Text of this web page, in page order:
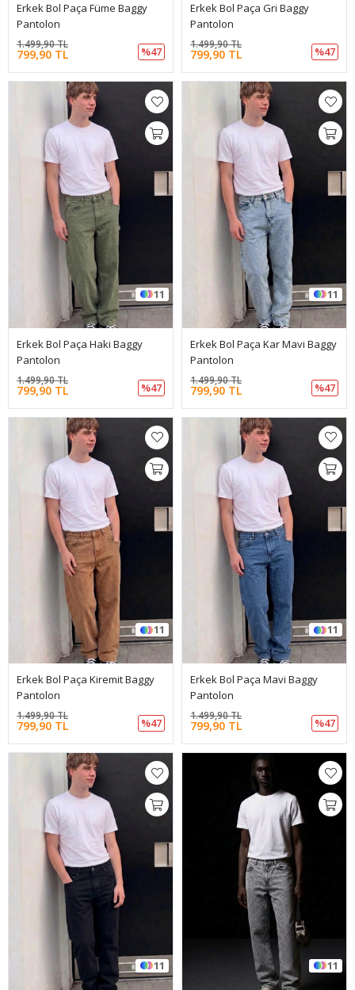
Erkek Bol Paça Füme Baggy
Pantolon
799,90 TL
1.499,90 TL
%47
Erkek Bol Paça Gri Baggy
Pantolon
799,90 TL
1.499,90 TL
%47
11
Erkek Bol Paça Haki Baggy
Pantolon
799,90 TL
1.499,90 TL
%47
11
Erkek Bol Paça Kar Mavi Baggy
Pantolon
799,90 TL
1.499,90 TL
%47
11
Erkek Bol Paça Kiremit Baggy
Pantolon
799,90 TL
1.499,90 TL
%47
11
Erkek Bol Paça Mavi Baggy
Pantolon
799,90 TL
1.499,90 TL
%47
11 11